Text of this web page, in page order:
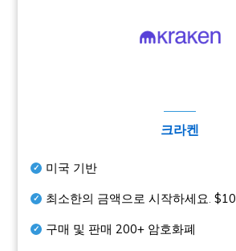
크라켄
미국 기반
최소한의 금액으로 시작하세요.$10
구매 및 판매200+ 암호화폐